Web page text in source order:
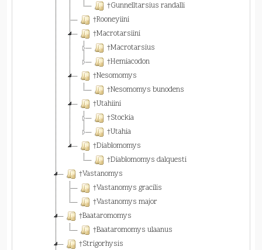
†Gunnelltarsius randalli
†Rooneyiini
†Macrotarsiini
†Macrotarsius
†Hemiacodon
†Nesomomys
†Nesomomys bunodens
†Utahiini
†Stockia
†Utahia
†Diablomomys
†Diablomomys dalquesti
†Vastanomys
†Vastanomys gracilis
†Vastanomys major
†Baataromomys
†Baataromomys ulaanus
†Strigorhysis